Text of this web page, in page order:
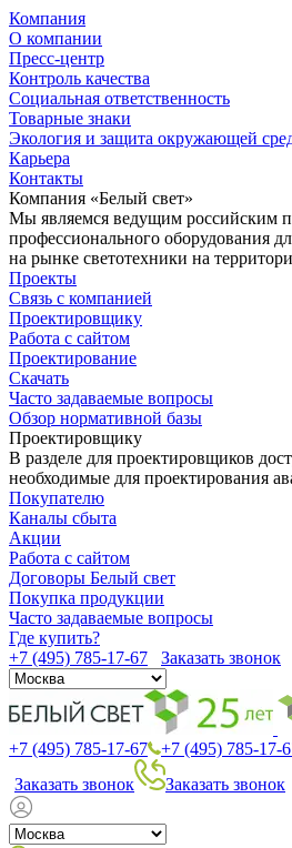
Компания
О компании
Пресс-центр
Контроль качества
Социальная ответственность
Товарные знаки
Экология и защита окружающей
Карьера
Контакты
Компания «Белый свет»
Мы являемся ведущим российским
профессионального оборудования
на рынке светотехники на
Проекты
Связь с компанией
Проектировщику
Работа с сайтом
Проектирование
Скачать
Часто задаваемые вопросы
Обзор нормативной базы
Проектировщику
В разделе для проектировщиков
необходимые для проектирования
Покупателю
Каналы сбыта
Акции
Работа с сайтом
Договоры Белый свет
Покупка продукции
Часто задаваемые вопросы
Где купить?
+7 (495) 785-17-67
Заказать звонок
+7 (495) 785-17-67
+7 (495) 785-17-
Заказать звонок
Заказать звонок